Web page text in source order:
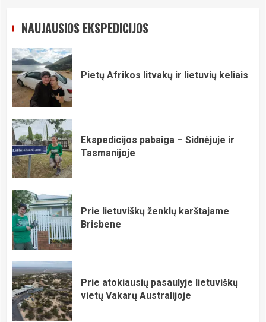
NAUJAUSIOS EKSPEDICIJOS
Pietų Afrikos litvakų ir lietuvių keliais
Ekspedicijos pabaiga – Sidnėjuje ir
Tasmanijoje
Prie lietuviškų ženklų karštajame
Brisbene
Prie atokiausių pasaulyje lietuviškų
vietų Vakarų Australijoje